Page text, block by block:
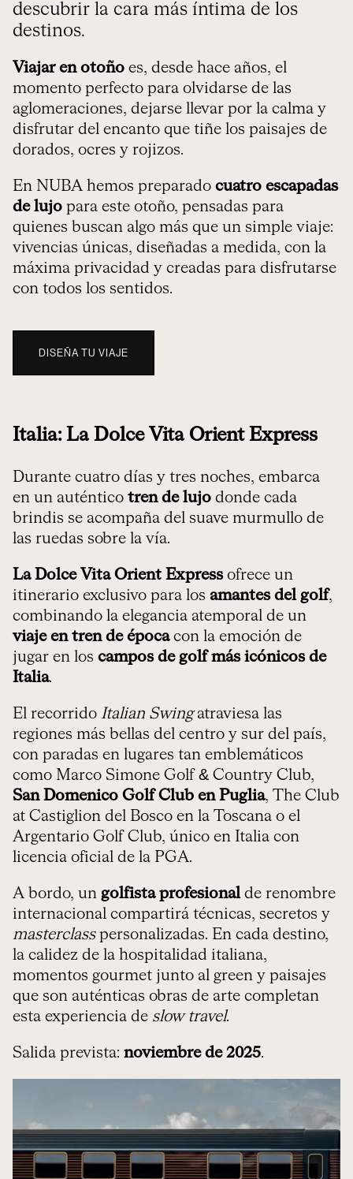
descubrir la cara más íntima de los
destinos.
Viajar en otoño es, desde hace años, el
momento perfecto para olvidarse de las
aglomeraciones, dejarse llevar por la calma y
disfrutar del encanto que tiñe los paisajes de
dorados, ocres y rojizos.
En NUBA hemos preparado cuatro escapadas
de lujo para este otoño, pensadas para
quienes buscan algo más que un simple viaje:
vivencias únicas, diseñadas a medida, con la
máxima privacidad y creadas para disfrutarse
con todos los sentidos.
DISEÑA TU VIAJE
Italia: La Dolce Vita Orient Express
Durante cuatro días y tres noches, embarca
en un auténtico tren de lujo donde cada
brindis se acompaña del suave murmullo de
las ruedas sobre la vía.
La Dolce Vita Orient Expressofrece un
itinerario exclusivo para los amantes del golf,
combinando la elegancia atemporal de un
viaje en tren de épocacon la emoción de
jugar en los campos de golf más icónicos de
Italia.
El recorrido Italian Swingatraviesa las
regiones más bellas del centro y sur del país,
con paradas en lugares tan emblemáticos
como Marco Simone Golf & Country Club,
San Domenico Golf Club en Puglia, The Club
at Castiglion del Bosco en la Toscana o el
Argentario Golf Club, único en Italia con
licencia oficial de la PGA.
A bordo, un golfista profesionalde renombre
internacional compartirá técnicas, secretos y
masterclasspersonalizadas. En cada destino,
la calidez de la hospitalidad italiana,
momentos gourmet junto al green y paisajes
que son auténticas obras de arte completan
esta experiencia de slow travel.
Salida prevista: noviembre de 2025.